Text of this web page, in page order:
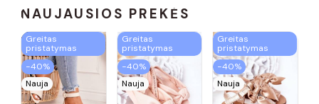
NAUJAUSIOS PREKĖS
Greitas
pristatymas
−40%
Nauja
Greitas
pristatymas
−40%
Nauja
Greitas
pristatymas
−40%
Nauja